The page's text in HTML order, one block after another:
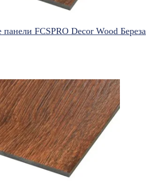
FCSPRO Decor Wood Береза